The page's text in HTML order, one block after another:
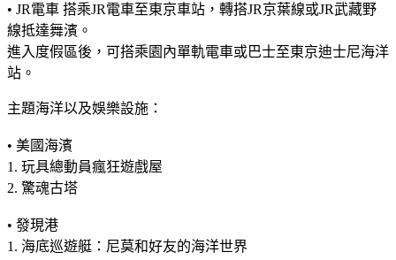
• JR電車 搭乘JR電車至東京車站，轉搭JR京葉線或JR武藏野
線抵達舞濱。
進入度假區後，可搭乘園內單軌電車或巴士至東京迪士尼海洋
站。
主題海洋以及娛樂設施：
• 美國海濱
1. 玩具總動員瘋狂遊戲屋
2. 驚魂古塔
• 發現港
1. 海底巡遊艇：尼莫和好友的海洋世界